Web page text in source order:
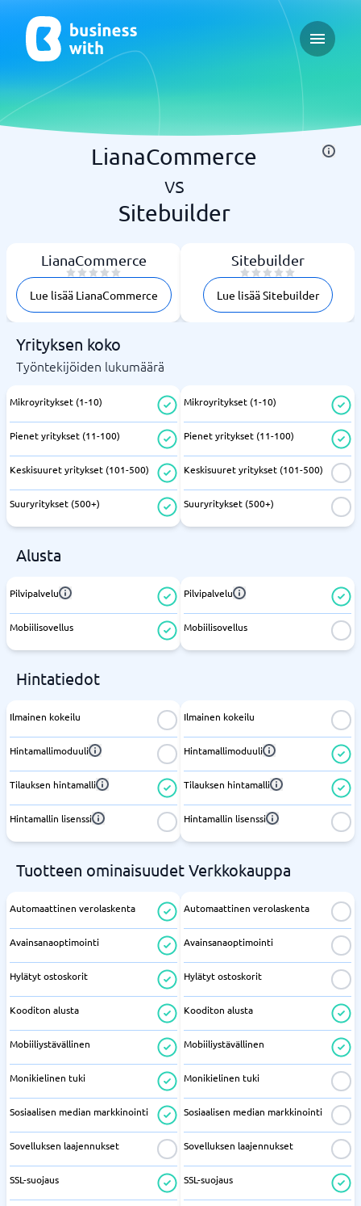
Open
LianaCommerce
vs
Sitebuilder
LianaCommerce
Lue lisää LianaCommerce
Sitebuilder
Lue lisää Sitebuilder
Yrityksen koko
Työntekijöiden lukumäärä
Mikroyritykset (1-10)
Pienet yritykset (11-100)
Keskisuuret yritykset (101-500)
Suuryritykset (500+)
Mikroyritykset (1-10)
Pienet yritykset (11-100)
Keskisuuret yritykset (101-500)
Suuryritykset (500+)
Alusta
Pilvipalvelu
Mobiilisovellus
Pilvipalvelu
Mobiilisovellus
Hintatiedot
Ilmainen kokeilu
Hintamallimoduuli
Tilauksen hintamalli
Hintamallin lisenssi
Ilmainen kokeilu
Hintamallimoduuli
Tilauksen hintamalli
Hintamallin lisenssi
Tuotteen ominaisuudet Verkkokauppa
Automaattinen verolaskenta
Avainsanaoptimointi
Hylätyt ostoskorit
Kooditon alusta
Mobiiliystävällinen
Monikielinen tuki
Sosiaalisen median markkinointi
Sovelluksen laajennukset
SSL-suojaus
Automaattinen verolaskenta
Avainsanaoptimointi
Hylätyt ostoskorit
Kooditon alusta
Mobiiliystävällinen
Monikielinen tuki
Sosiaalisen median markkinointi
Sovelluksen laajennukset
SSL-suojaus